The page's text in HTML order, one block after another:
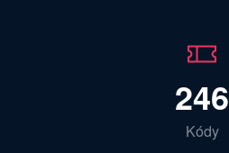
246
Kódy